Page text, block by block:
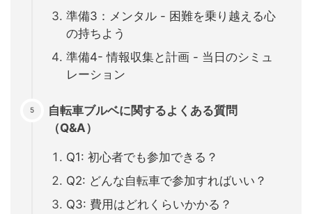
準備3：メンタル - 困難を乗り越える心
の持ちよう
準備4- 情報収集と計画 - 当日のシミュ
レーション
自転車ブルベに関するよくある質問
（Q&A）
Q1: 初心者でも参加できる？
Q2: どんな自転車で参加すればいい？
Q3: 費用はどれくらいかかる？